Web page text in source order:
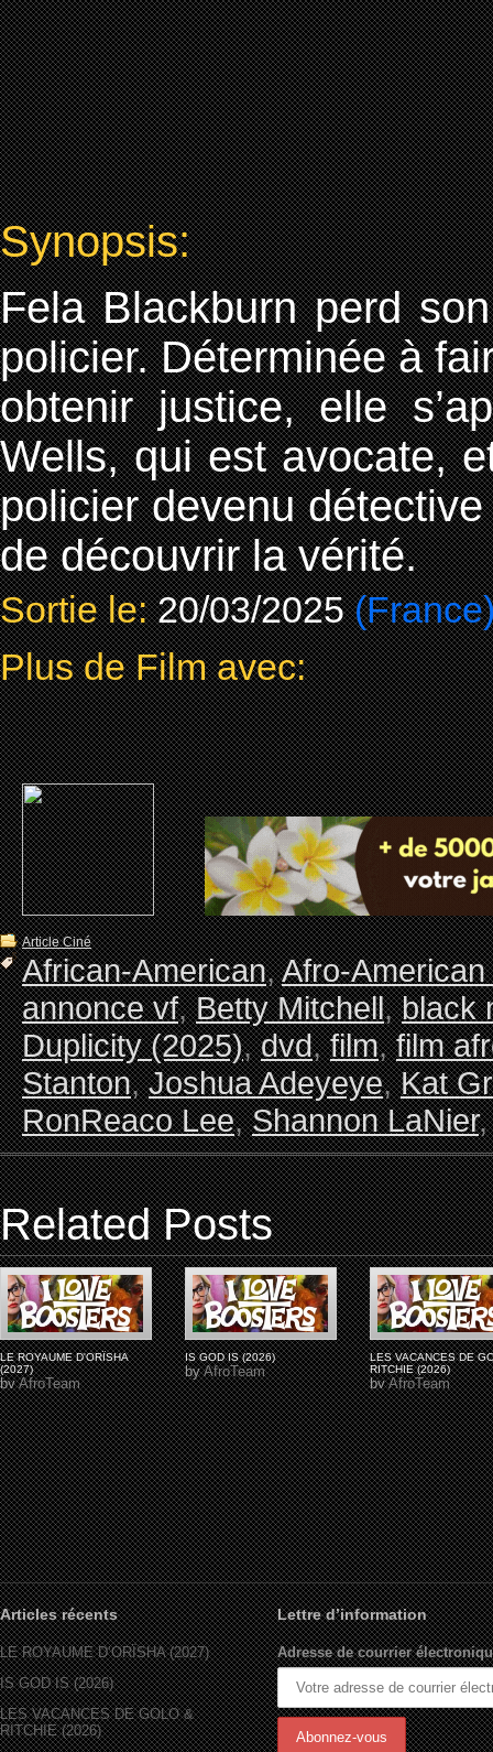
Synopsis:
Fela Blackburn perd
policier. Déterminée à
obtenir justice, elle
Wells, qui est avocate,
policier devenu
de découvrir la vérité.
Sortie le: 20/03/2025
Plus de Film avec:
Article Ciné
African-American,Afro-
annonce vf,Betty Mitchell,black
Duplicity (2025),dvd,film,film
Stanton,Joshua Adeyeye,Kat
RonReaco Lee,Shannon LaNier
Related Posts
LE ROYAUME D'ORÏSHA
(2027)
byAfroTeam
IS GOD IS (2026)
byAfroTeam
LES VACANCES DE
RITCHIE (2026)
byAfroTeam
Articles récents
LE ROYAUME D’ORÏSHA (2027)
IS GOD IS (2026)
LES VACANCES DE GOLO &
RITCHIE (2026)
Lettre d’information
Adresse de courrier